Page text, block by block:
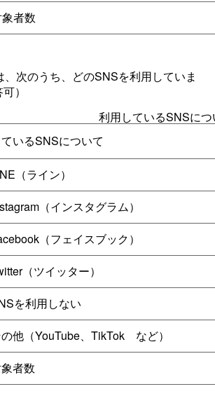
者数
、次のうち、どのSNSを利用していま
）
利用しているSNSに
いるSNSについて
（ライン）
（インスタグラム）
（フェイスブック）
（ツイッター）
を利用しない
の他（YouTube、TikTok など）
者数